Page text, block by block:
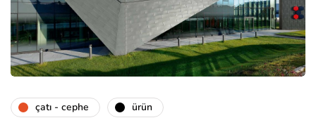
çatı - cephe ürün